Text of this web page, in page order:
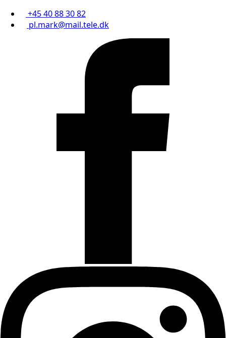
+45 40 88 30 82
pl.mark@mail.tele.dk